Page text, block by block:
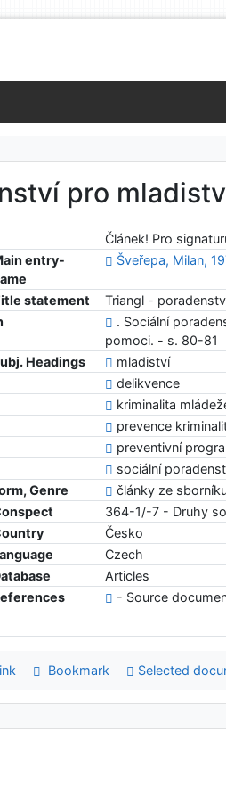
pro
Článek! Pro
entry-
Šveřepa, Milan,
statement
Triangl -
. Sociální
pomoci. - s. 80-81
Headings
mladiství
delikvence
kriminalita
prevence
preventivní
sociální
Genre
články ze
364-1/-7 - Druhy
Česko
Czech
Articles
- Source
Bookmark Selected